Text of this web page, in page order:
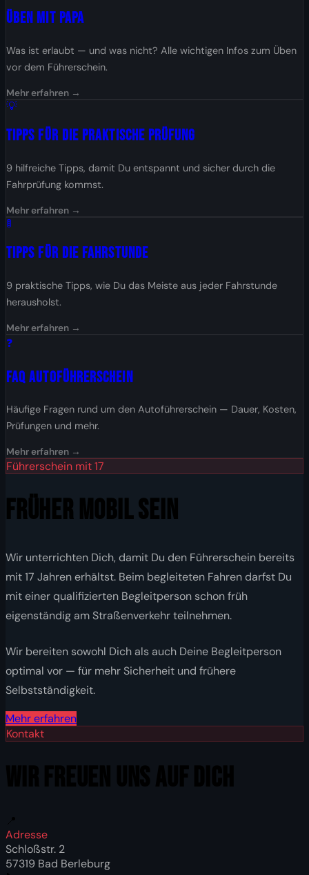
Üben mit Papa
Was ist erlaubt — und was nicht? Alle wichtigen Infos zum Üben
vor dem Führerschein.
Mehr erfahren →
💡
Tipps für die Praktische Prüfung
9 hilfreiche Tipps, damit Du entspannt und sicher durch die
Fahrprüfung kommst.
Mehr erfahren →
🚦
Tipps für die Fahrstunde
9 praktische Tipps, wie Du das Meiste aus jeder Fahrstunde
herausholst.
Mehr erfahren →
❓
FAQ Autoführerschein
Häufige Fragen rund um den Autoführerschein — Dauer, Kosten,
Prüfungen und mehr.
Mehr erfahren →
Führerschein mit 17
FRÜHER MOBIL SEIN
Wir unterrichten Dich, damit Du den Führerschein bereits
mit 17 Jahren erhältst. Beim begleiteten Fahren darfst Du
mit einer qualifizierten Begleitperson schon früh
eigenständig am Straßenverkehr teilnehmen.
Wir bereiten sowohl Dich als auch Deine Begleitperson
optimal vor — für mehr Sicherheit und frühere
Selbstständigkeit.
Mehr erfahren
Kontakt
Adresse
Schloßstr. 2
57319 Bad Berleburg